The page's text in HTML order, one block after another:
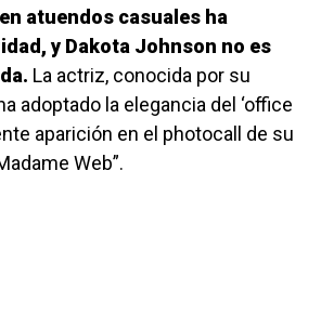
atuendos casuales ha
y Dakota Johnson no es
La actriz, conocida por su
adoptado la elegancia del ‘office
aparición en el photocall de su
Web”.